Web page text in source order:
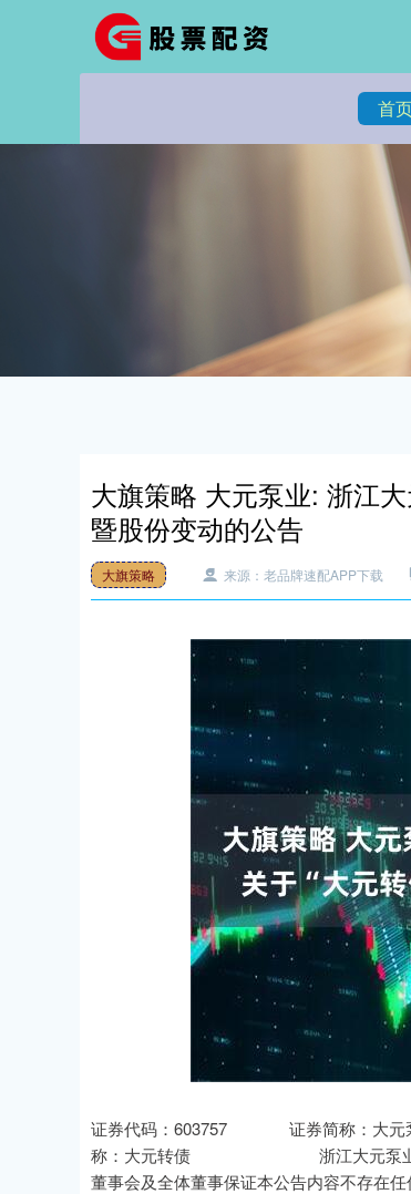
首
大旗策略 大元泵业: 浙江
暨股份变动的公告
大旗策略 来源：老品牌速配APP下载
证券代码：603757 证券简称：
称：大元转债 浙江大元泵业股份
董事会及全体董事保证本公告内容不存在
沪深300 4694.44